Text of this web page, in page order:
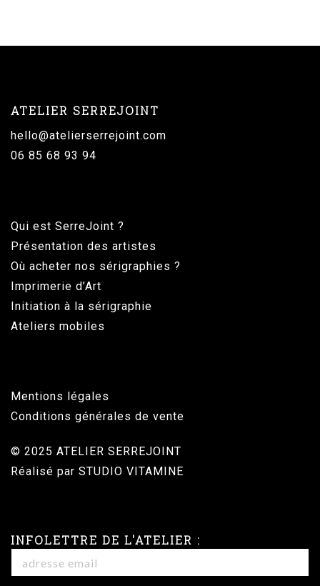
ATELIER SERREJOINT
hello@atelierserrejoint.com
06 85 68 93 94
Qui est SerreJoint ?
Présentation des artistes
Où acheter nos sérigraphies ?
Imprimerie d’Art
Initiation à la sérigraphie
Ateliers mobiles
Mentions légales
Conditions générales de vente
© 2025 ATELIER SERREJOINT
Réalisé par STUDIO VITAMINE
INFOLETTRE DE L'ATELIER :